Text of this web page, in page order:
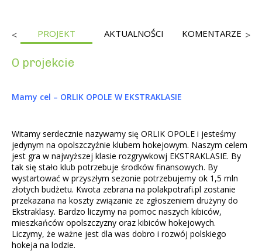
< PROJEKT AKTUALNOŚCI KOMENTARZE >
O projekcie
Mamy cel – ORLIK OPOLE W EKSTRAKLASIE
Witamy serdecznie nazywamy się ORLIK OPOLE i jesteśmy
jedynym na opolszczyźnie klubem hokejowym. Naszym celem
jest gra w najwyższej klasie rozgrywkowj EKSTRAKLASIE. By
tak się stało klub potrzebuje środków finansowych. By
wystartować w przyszłym sezonie potrzebujemy ok 1,5 mln
złotych budżetu. Kwota zebrana na polakpotrafi.pl zostanie
przekazana na koszty związanie ze zgłoszeniem drużyny do
Ekstraklasy. Bardzo liczymy na pomoc naszych kibiców,
mieszkańców opolszczyzny oraz kibiców hokejowych.
Liczymy, że ważne jest dla was dobro i rozwój polskiego
hokeja na lodzie.